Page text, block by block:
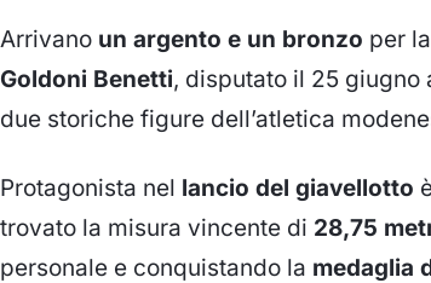
Arrivano un argento e un bronzo per la
Goldoni Benetti, disputato il 25 giugno
due storiche figure dell’atletica
Protagonista nel lancio del giavellotto
trovato la misura vincente di 28,75
personale e conquistando la medaglia